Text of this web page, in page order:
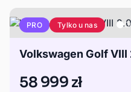
PRO Tylko u nas
Volkswagen Golf VIII
58 999 zł